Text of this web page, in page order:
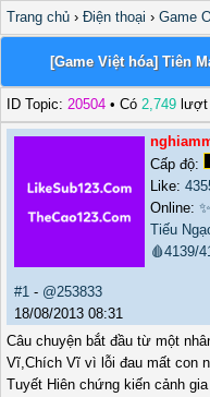
Trang chủ › Điện thoại › Game
[Game Việt hóa] Tiên
ID Topic: 20504 • Có 2,749 lượt
Cấp độ:
Like:
Online:
Tiếu
🩸4139/
#1 - @253833
18/08/2013 08:31
Câu chuyện bắt đầu từ một
Vĩ,Chích Vĩ vì lỗi đau mất con
Tuyết Hiên chứng kiến cảnh